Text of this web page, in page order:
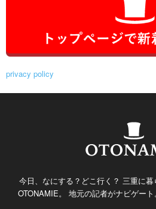
privacy policy
今日、なにする？どこ行く？ 三重に
OTONAMIE。 地元の記者がナビゲー